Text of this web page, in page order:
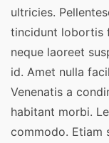
ultricies.
tincidunt lobortis
neque laoreet
id. Amet nulla
Venenatis a
habitant morbi.
commodo. Etiam